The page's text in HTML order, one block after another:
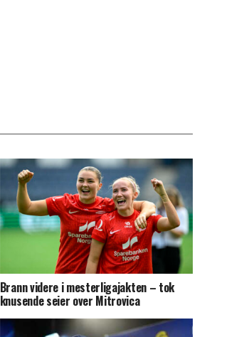
Brann videre i mesterligajakten – tok
knusende seier over Mitrovica